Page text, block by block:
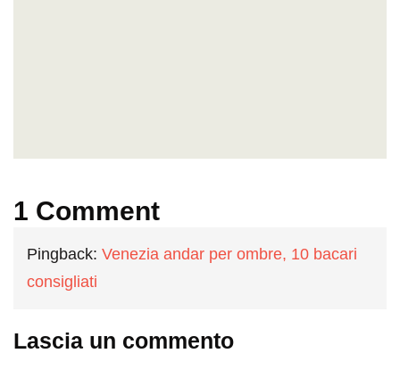
1 Comment
Pingback: Venezia andar per ombre, 10 bacari
consigliati
Lascia un commento